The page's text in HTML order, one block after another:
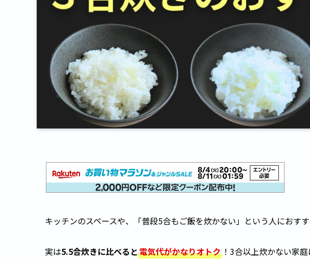
キッチンのスペースや、「普段5合もご飯を炊かない」という人におす
実は5.5合炊きに比べると電気代がかなりオトク ！3合以上炊かない家庭